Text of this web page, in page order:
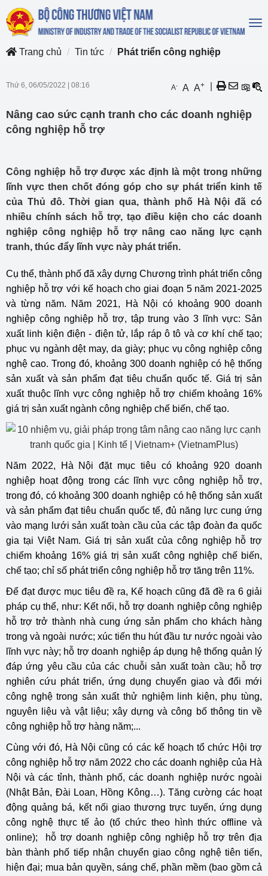
Trang chủ
Tin tức Phát triển công nghiệp
Thứ 6, 06/05/2022 08:16 A- A A+
Nâng cao sức cạnh tranh cho các doanh nghiệp
công nghiệp hỗ trợ
Công nghiệp hỗ trợ được xác định là một trong những
lĩnh vực then chốt đóng góp cho sự phát triển kinh tế
của Thủ đô. Thời gian qua, thành phố Hà Nội đã có
nhiều chính sách hỗ trợ, tạo điều kiện cho các doanh
nghiệp công nghiệp hỗ trợ nâng cao năng lực cạnh
tranh, thúc đẩy lĩnh vực này phát triển.
Cụ thể, thành phố đã xây dựng Chương trình phát triển công
nghiệp hỗ trợ với kế hoạch cho giai đoạn 5 năm 2021-2025
và từng năm. Năm 2021, Hà Nội có khoảng 900 doanh
nghiệp công nghiệp hỗ trợ, tập trung vào 3 lĩnh vực: Sản
xuất linh kiện điện - điện tử, lắp ráp ô tô và cơ khí chế tạo;
phục vụ ngành dệt may, da giày; phục vụ công nghiệp công
nghệ cao. Trong đó, khoảng 300 doanh nghiệp có hệ thống
sản xuất và sản phẩm đạt tiêu chuẩn quốc tế. Giá trị sản
xuất thuộc lĩnh vực công nghiệp hỗ trợ chiếm khoảng 16%
giá trị sản xuất ngành công nghiệp chế biến, chế tạo.
Năm 2022, Hà Nội đặt mục tiêu có khoảng 920 doanh
nghiệp hoạt động trong các lĩnh vực công nghiệp hỗ trợ,
trong đó, có khoảng 300 doanh nghiệp có hệ thống sản xuất
và sản phẩm đạt tiêu chuẩn quốc tế, đủ năng lực cung ứng
vào mạng lưới sản xuất toàn cầu của các tập đoàn đa quốc
gia tại Việt Nam. Giá trị sản xuất của công nghiệp hỗ trợ
chiếm khoảng 16% giá trị sản xuất công nghiệp chế biến,
chế tạo; chỉ số phát triển công nghiệp hỗ trợ tăng trên 11%.
Để đạt được mục tiêu đề ra, Kế hoạch cũng đã đề ra 6 giải
pháp cụ thể, như: Kết nối, hỗ trợ doanh nghiệp công nghiệp
hỗ trợ trở thành nhà cung ứng sản phẩm cho khách hàng
trong và ngoài nước; xúc tiến thu hút đầu tư nước ngoài vào
lĩnh vực này; hỗ trợ doanh nghiệp áp dụng hệ thống quản lý
đáp ứng yêu cầu của các chuỗi sản xuất toàn cầu; hỗ trợ
nghiên cứu phát triển, ứng dụng chuyển giao và đổi mới
công nghệ trong sản xuất thử nghiệm linh kiện, phụ tùng,
nguyên liệu và vật liệu; xây dựng và công bố thông tin về
công nghiệp hỗ trợ hàng năm;...
Cùng với đó, Hà Nội cũng có các kế hoạch tổ chức Hội trợ
công nghiệp hỗ trợ năm 2022 cho các doanh nghiệp của Hà
Nội và các tỉnh, thành phố, các doanh nghiệp nước ngoài
(Nhật Bản, Đài Loan, Hồng Kông…). Tăng cường các hoạt
động quảng bá, kết nối giao thương trực tuyến, ứng dụng
công nghệ thực tế ảo (tổ chức theo hình thức offline và
online); hỗ trợ doanh nghiệp công nghiệp hỗ trợ trên địa
bàn thành phố tiếp nhận chuyển giao công nghệ tiên tiến,
hiện đại; mua bản quyền, sáng chế, phần mềm (bao gồm cả